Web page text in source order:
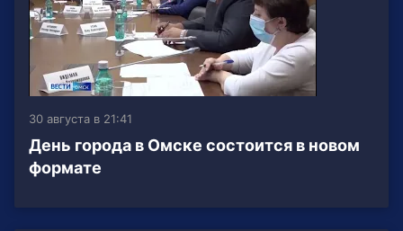
30 августа в 21:41
День города в Омске состоится в новом
формате